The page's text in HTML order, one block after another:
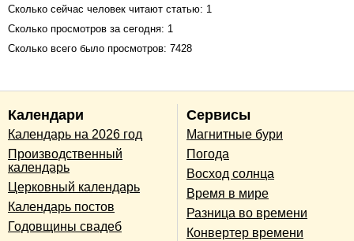
Сколько сейчас человек читают статью: 1
Сколько просмотров за сегодня: 1
Сколько всего было просмотров: 7428
Календари
Календарь на 2026 год
Производственный
календарь
Церковный календарь
Календарь постов
Годовщины свадеб
Сервисы
Магнитные бури
Погода
Восход солнца
Время в мире
Разница во времени
Конвертер времени